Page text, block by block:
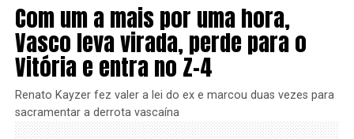
Com um a mais por uma hora,
Vasco leva virada, perde para o
Vitória e entra no Z-4
Renato Kayzer fez valer a lei do ex e marcou duas vezes para
sacramentar a derrota vascaína